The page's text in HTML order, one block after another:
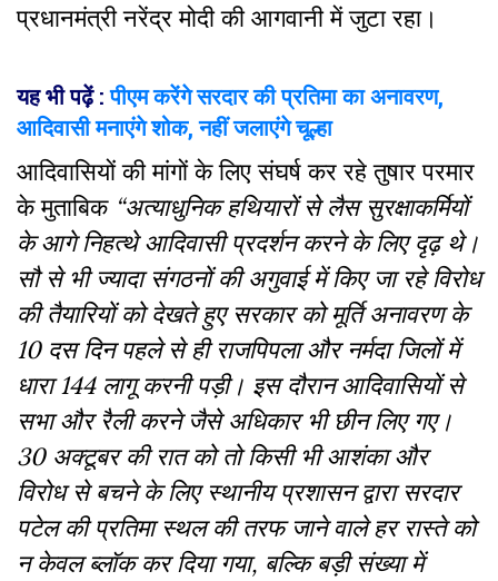
प्रधानमंत्री नरेंद्र मोदी की आगवानी में जुटा रहा।
यह भी पढ़ें :पीएम करेंगे सरदार की प्रतिमा का अनावरण,
आदिवासी मनाएंगे शोक, नहीं जलाएंगे चूल्हा
आदिवासियों की मांगों के लिए संघर्ष कर रहे तुषार परमार
के मुताबिक “अत्याधुनिक हथियारों से लैस सुरक्षाकर्मियों
के आगे निहत्थे आदिवासी प्रदर्शन करने के लिए दृढ़ थे।
सौ से भी ज्यादा संगठनों की अगुवाई में किए जा रहे विरोध
की तैयारियों को देखते हुए सरकार को मूर्ति अनावरण के
10दस दिन पहले से ही राजपिपला और नर्मदा जिलों में
धारा144लागू करनी पड़ी। इस दौरान आदिवासियों से
सभा और रैली करने जैसे अधिकार भी छीन लिए गए।
30अक्टूबर की रात को तो किसी भी आशंका और
विरोध से बचने के लिए स्थानीय प्रशासन द्वारा सरदार
पटेल की प्रतिमा स्थल की तरफ जाने वाले हर रास्ते को
न केवल ब्लॉक कर दिया गया, बल्कि बड़ी संख्या में